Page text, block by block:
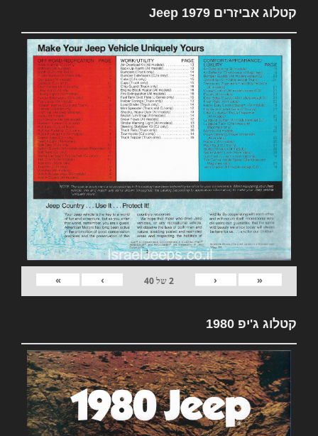
קטלוג אביזרים 1979 Jeep
«
‹
2של40
›
»
קטלוג ג'יפ 1980